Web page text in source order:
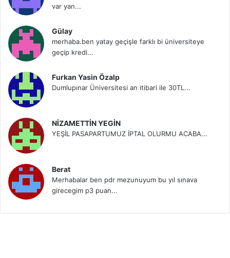
var yan...
Gülay
merhaba.ben yatay geçişle farklı bi üniversiteye
geçip kredi...
Furkan Yasin Özalp
Dumlupınar Üniversitesi an itibari ile 30TL...
NİZAMETTİN YEGİN
YEŞİL PASAPARTUMUZ İPTAL OLURMU ACABA...
Berat
Merhabalar ben pdr mezunuyum bu yıl sınava
girecegim p3 puan...